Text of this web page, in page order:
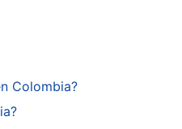
Colombia?